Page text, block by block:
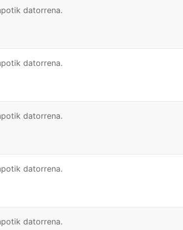
datorrena.
datorrena.
datorrena.
datorrena.
datorrena.